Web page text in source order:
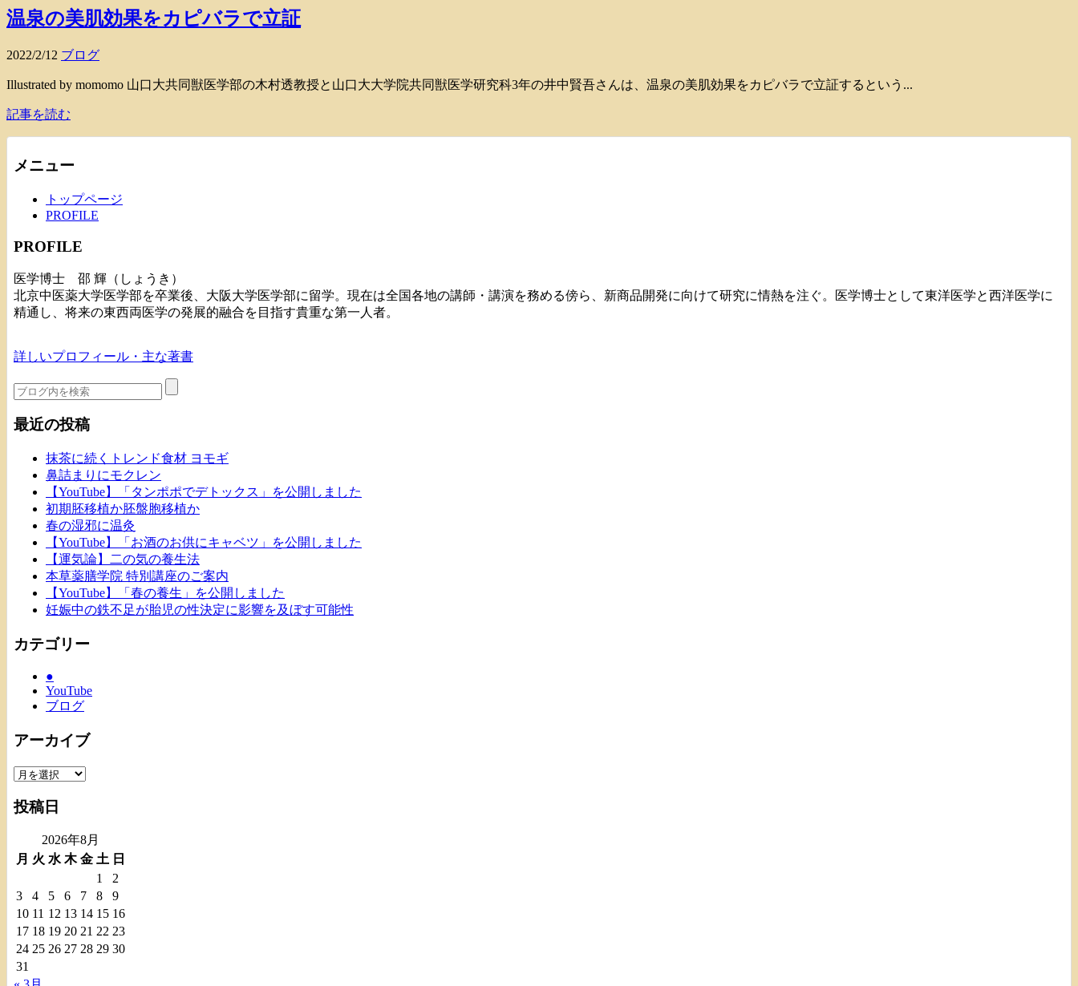
温泉の美肌効果をカピバラで立証
2022/2/12 ブログ
Illustrated by momomo 山口大共同獣医学部の木村透教授と山口大大学院共同獣医学研究科3年の井中賢吾さんは、温泉の美肌効果をカピバラで立証するという...
記事を読む
メニュー
トップページ
PROFILE
PROFILE
医学博士 邵 輝（しょうき）
北京中医薬大学医学部を卒業後、大阪大学医学部に留学。現在は全国各地の講師・講演を務める傍ら、新商品開発に向けて研究に情熱を注ぐ。医学博士として東洋医学と西洋医学に
精通し、将来の東西両医学の発展的融合を目指す貴重な第一人者。
詳しいプロフィール・主な著書
最近の投稿
抹茶に続くトレンド食材 ヨモギ
鼻詰まりにモクレン
【YouTube】「タンポポでデトックス」を公開しました
初期胚移植か胚盤胞移植か
春の湿邪に温灸
【YouTube】「お酒のお供にキャベツ」を公開しました
【運気論】二の気の養生法
本草薬膳学院 特別講座のご案内
【YouTube】「春の養生」を公開しました
妊娠中の鉄不足が胎児の性決定に影響を及ぼす可能性
カテゴリー
●
YouTube
ブログ
アーカイブ
ア
カ
投稿日
2026年8月
月 火 水 木 金 土 日
1
2
3
4 5 6 7 8
9
10 11 12 13 14 15 16
17 18 19 20 21 22 23
24 25 26 27 28 29 30
31